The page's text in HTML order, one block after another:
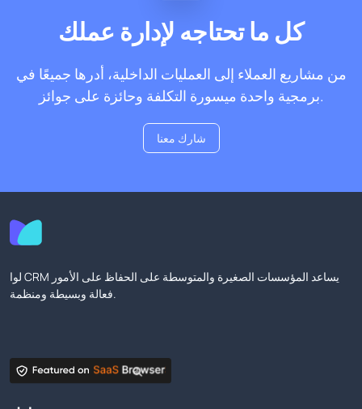
كل ما تحتاجه لإدارة عملك
من مشاريع العملاء إلى العمليات الداخلية، أدرها جميعًا في
برمجية واحدة ميسورة التكلفة وحائزة على جوائز.
شارك معنا
لوا CRM يساعد المؤسسات الصغيرة والمتوسطة على الحفاظ على الأمور
فعالة وبسيطة ومنظمة.